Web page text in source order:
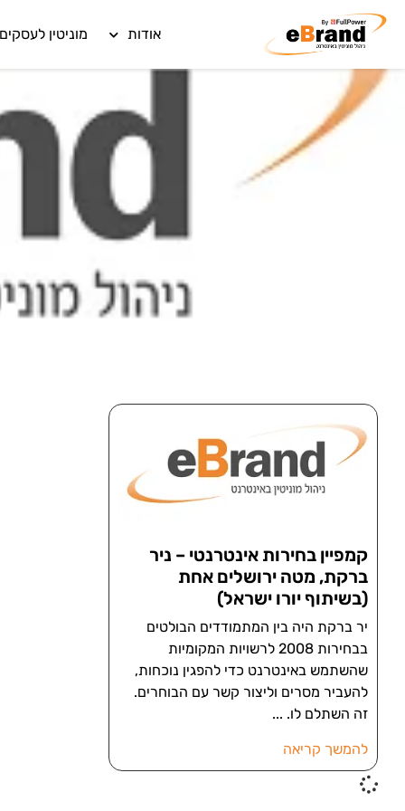
אודות מוניטין לעסקים
קמפיין בחירות אינטרנטי – ניר
ברקת, מטה ירושלים אחת
(בשיתוף יורו ישראל)
יר ברקת היה בין המתמודדים הבולטים
בבחירות 2008 לרשויות המקומיות
שהשתמש באינטרנט כדי להפגין נוכחות,
להעביר מסרים וליצור קשר עם הבוחרים.
זה השתלם לו.
להמשך קריאה